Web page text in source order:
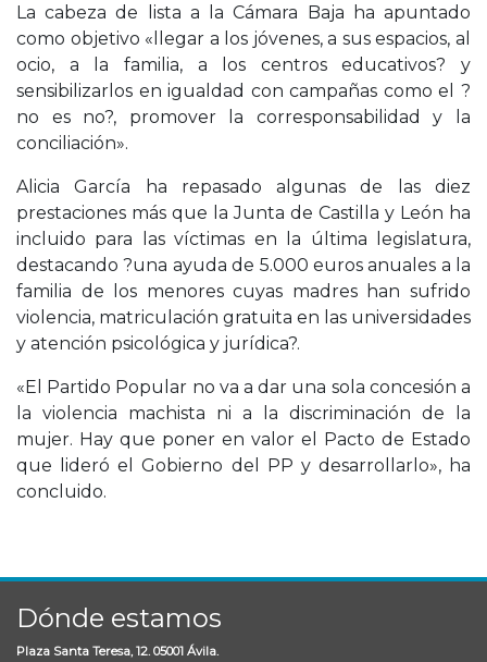
La cabeza de lista a la Cámara Baja ha apuntado
como objetivo «llegar a los jóvenes, a sus espacios, al
ocio, a la familia, a los centros educativos? y
sensibilizarlos en igualdad con campañas como el ?
no es no?, promover la corresponsabilidad y la
conciliación».
Alicia García ha repasado algunas de las diez
prestaciones más que la Junta de Castilla y León ha
incluido para las víctimas en la última legislatura,
destacando ?una ayuda de 5.000 euros anuales a la
familia de los menores cuyas madres han sufrido
violencia, matriculación gratuita en las universidades
y atención psicológica y jurídica?.
«El Partido Popular no va a dar una sola concesión a
la violencia machista ni a la discriminación de la
mujer. Hay que poner en valor el Pacto de Estado
que lideró el Gobierno del PP y desarrollarlo», ha
concluido.
Dónde estamos
Plaza Santa Teresa, 12. 05001 Ávila.